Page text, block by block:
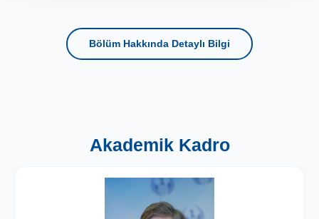
Bölüm Hakkında Detaylı Bilgi
Akademik Kadro